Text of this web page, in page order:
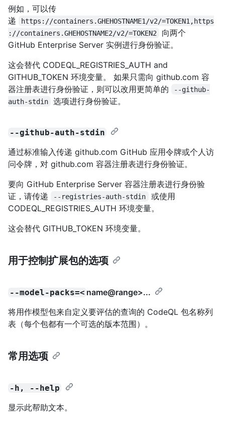
例如，可以传
递
https://containers.GHEHOSTNAME1/v2/=TOKEN1,https
://containers.GHEHOSTNAME2/v2/=TOKEN2
向两个
GitHub Enterprise Server 实例进行身份验证。
这会替代 CODEQL_REGISTRIES_AUTH and
GITHUB_TOKEN 环境变量。 如果只需向 github.com 容
器注册表进行身份验证，则可以改用更简单的
--github-
auth-stdin
选项进行身份验证。
--github-auth-stdin
通过标准输入传递 github.com GitHub 应用令牌或个人访
问令牌，对 github.com 容器注册表进行身份验证。
要向 GitHub Enterprise Server 容器注册表进行身份验
证，请传递
--registries-auth-stdin
或使用
CODEQL_REGISTRIES_AUTH 环境变量。
这会替代 GITHUB_TOKEN 环境变量。
用于控制扩展包的选项
--model-packs=< name@range>...
将用作模型包来自定义要评估的查询的 CodeQL 包名称列
表（每个包都有一个可选的版本范围）。
常用选项
-h, --help
显示此帮助文本。